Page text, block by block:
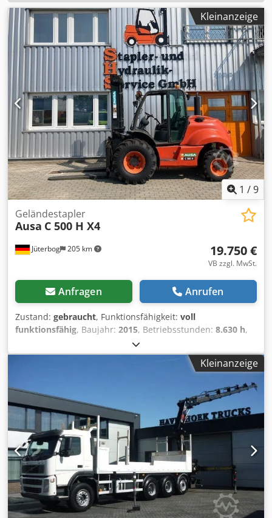
Kleinanzeige
1 /9
Jüterbog 205 km
Geländestapler
Ausa C 500 H X4
19.750 €
VB zzgl. MwSt.
Anfragen Anrufen
Zustand: gebraucht, Funktionsfähigkeit: voll
funktionsfähig, Baujahr: 2015, Betriebsstunden: 8.630 h,
, Hubhöhe:3.700 mm
mm, Kraftstofftyp:Diesel, Masttyp:Simplex, Bauhöhe:
, Gabellänge:
Baubreite:
, Geländestapler Lastschwerpunkt:
600 Gabelbreite: 200 mm Gabeldicke: 60 mm ISO Klasse:
ISO Klasse 4 = 5.000 - 10.000 kg Masttyp: Standard
Codpfxet Dd D Ee Aidsha Getriebe: Hydrostat Zustand:
Aufbereitet ohne Garantie Zustand Technisch: sehr gut
Bereifung vorne Typ: Luft Bereifung vorne Grösse: 18-19.5
16PR Bereifung vorne Zustand: 80 - 100% Bereifung hinten
Typ: Luft Bereifung hinten Grösse: 10.0/75-15.3 14PR
Bereifung hinten Zustand: 80 - 100% Beschreibung:
Halbkabine mit Heizung, Arbeitsscheinwerfer vorn +
Kleinanzeige